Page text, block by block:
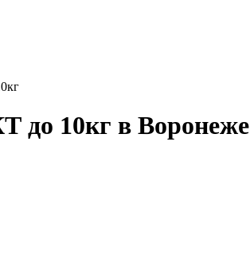
до 10кг в Воронеже